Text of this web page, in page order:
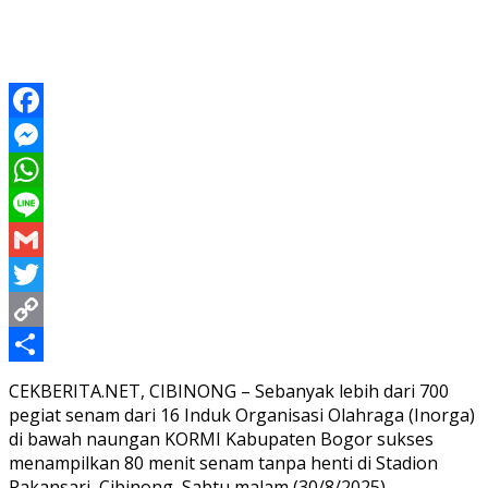
Facebook
Messenger
WhatsApp
Line
Gmail
Twitter
Copy
Link
Share
CEKBERITA.NET, CIBINONG – Sebanyak lebih dari 700
pegiat senam dari 16 Induk Organisasi Olahraga (Inorga)
di bawah naungan KORMI Kabupaten Bogor sukses
menampilkan 80 menit senam tanpa henti di Stadion